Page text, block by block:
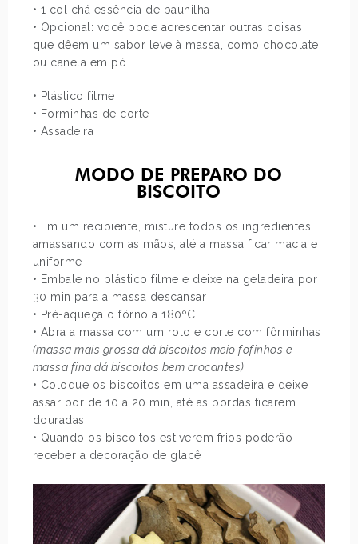
• 1 col chá essência de baunilha
• Opcional: você pode acrescentar outras coisas
que dêem um sabor leve à massa, como chocolate
ou canela em pó
• Plástico filme
• Forminhas de corte
• Assadeira
MODO DE PREPARO DO
BISCOITO
• Em um recipiente, misture todos os ingredientes
amassando com as mãos, até a massa ficar macia e
uniforme
• Embale no plástico filme e deixe na geladeira por
30 min para a massa descansar
• Pré-aqueça o fôrno a 180ºC
• Abra a massa com um rolo e corte com fôrminhas
(massa mais grossa dá biscoitos meio fofinhos e
massa fina dá biscoitos bem crocantes)
• Coloque os biscoitos em uma assadeira e deixe
assar por de 10 a 20 min, até as bordas ficarem
douradas
• Quando os biscoitos estiverem frios poderão
receber a decoração de glacê